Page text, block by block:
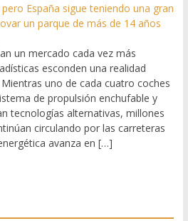
España sigue teniendo una gran
un parque de más de 14 años
un mercado cada vez más
esconden una realidad
uno de cada cuatro coches
de propulsión enchufable y
tecnologías alternativas, millones
circulando por las carreteras
avanza en […]